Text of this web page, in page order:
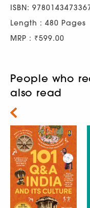
ISBN:
Length : 480 Pages
MRP : ₹599.00
People who
also read